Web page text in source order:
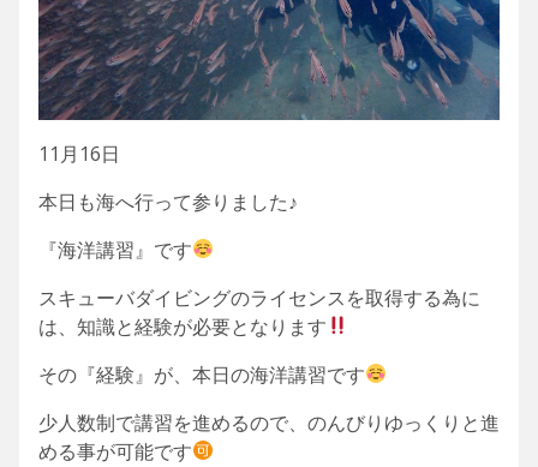
11月16日
本日も海へ行って参りました♪
『海洋講習』です
スキューバダイビングのライセンスを取得する為に
は、知識と経験が必要となります
その『経験』が、本日の海洋講習です
少人数制で講習を進めるので、のんびりゆっくりと進
める事が可能です